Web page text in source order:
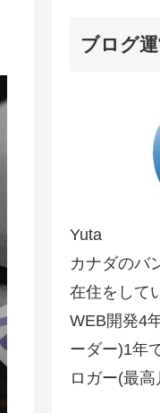
ブログ
Yuta
カナダのバ
在住をして
WEB開発4
ーダー)1年
ロガー(最高